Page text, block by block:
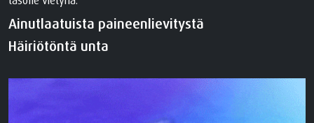
Ainutlaatuista paineenlievitystä
Häiriötöntä unta